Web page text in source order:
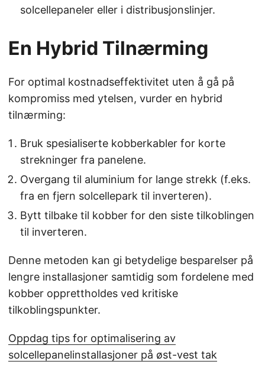
solcellepaneler eller i distribusjonslinjer.
En Hybrid Tilnærming
For optimal kostnadseffektivitet uten å gå på
kompromiss med ytelsen, vurder en hybrid
tilnærming:
Bruk spesialiserte kobberkabler for korte
strekninger fra panelene.
Overgang til aluminium for lange strekk (f.eks.
fra en fjern solcellepark til inverteren).
Bytt tilbake til kobber for den siste tilkoblingen
til inverteren.
Denne metoden kan gi betydelige besparelser på
lengre installasjoner samtidig som fordelene med
kobber opprettholdes ved kritiske
tilkoblingspunkter.
Oppdag tips for optimalisering av
solcellepanelinstallasjoner på øst-vest tak